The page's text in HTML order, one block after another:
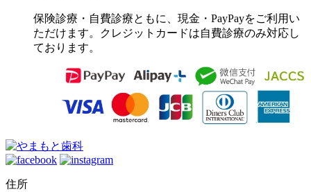
保険診療・自費診療ともに、現金・PayPayをご利用い
ただけます。クレジットカードは自費診療のみ対応し
ております。
住所